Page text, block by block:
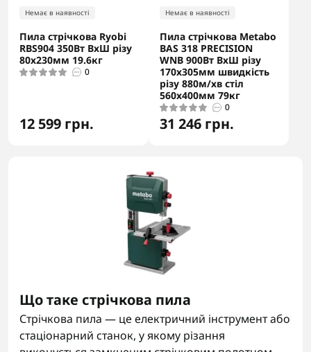
Немає в наявності
Пила стрічкова Ryobi
RBS904 350Вт ВхШ різу
80х230мм 19.6кг
0
12 599 грн.
Немає в наявності
Пила стрічкова Metabo
BAS 318 PRECISION
WNB 900Вт ВхШ різу
170х305мм швидкість
різу 880м/хв стіл
560x400мм 79кг
0
31 246 грн.
Що таке стрічкова пила
Стрічкова пила — це електричний інструмент або
стаціонарний станок, у якому різання